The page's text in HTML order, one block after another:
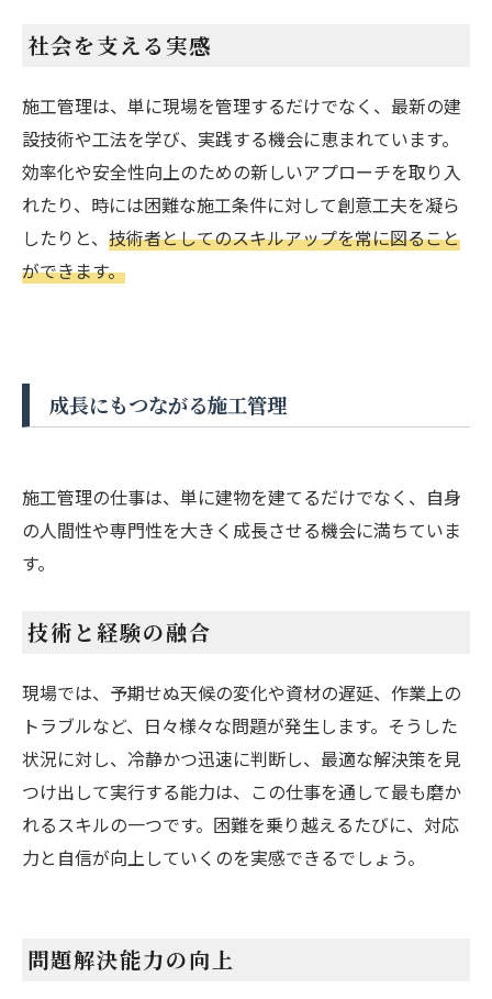
社会を支える実感
施工管理は、単に現場を管理するだけでなく、最新の建
設技術や工法を学び、実践する機会に恵まれています。
効率化や安全性向上のための新しいアプローチを取り入
れたり、時には困難な施工条件に対して創意工夫を凝ら
したりと、 技術者としてのスキルアップを常に図ること
ができます。
成長にもつながる施工管理
施工管理の仕事は、単に建物を建てるだけでなく、自身
の人間性や専門性を大きく成長させる機会に満ちていま
す。
技術と経験の融合
現場では、予期せぬ天候の変化や資材の遅延、作業上の
トラブルなど、日々様々な問題が発生します。そうした
状況に対し、冷静かつ迅速に判断し、最適な解決策を見
つけ出して実行する能力は、この仕事を通して最も磨か
れるスキルの一つです。困難を乗り越えるたびに、対応
力と自信が向上していくのを実感できるでしょう。
問題解決能力の向上